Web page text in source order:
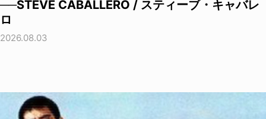
──STEVE CABALLERO / スティーブ・キャバレ
ロ
2026.08.03